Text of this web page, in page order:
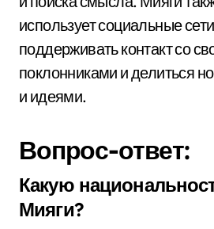
использует социальные
поддерживать контакт со
поклонниками и делиться
и идеями.
Вопрос-ответ:
Какую
Мияги?